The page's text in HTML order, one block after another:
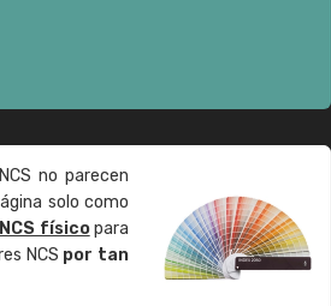
no parecen
solo como
físicopara
NCS por tan